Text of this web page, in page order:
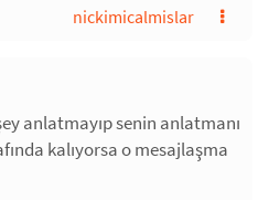
nickimicalmislar
anlatmayıp senin anlatmanı
kalıyorsa o mesajlaşma